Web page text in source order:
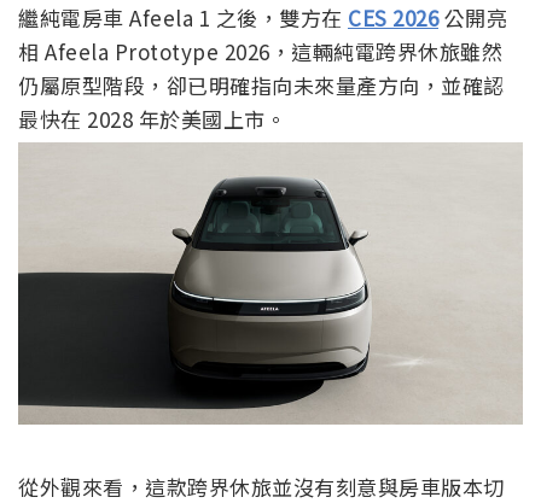
繼純電房車 Afeela 1 之後，雙方在 CES 2026公開亮
相 Afeela Prototype 2026，這輛純電跨界休旅雖然
仍屬原型階段，卻已明確指向未來量產方向，並確認
最快在 2028 年於美國上市。
從外觀來看，這款跨界休旅並沒有刻意與房車版本切